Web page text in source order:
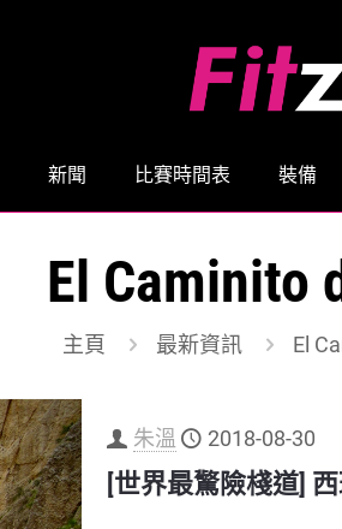
新聞 比賽時間表 裝備
El Caminito
主頁 最新資訊 El
朱溫 2018-08-30
[世界最驚險棧道]